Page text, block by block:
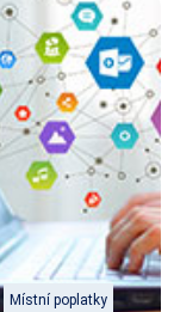
Místní poplatky